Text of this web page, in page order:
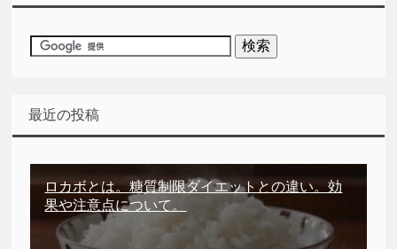
最近の投稿
ロカボとは。糖質制限ダイエットとの違い。効
果や注意点について。